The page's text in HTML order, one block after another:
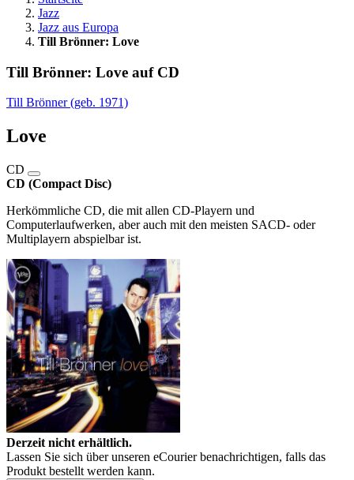
Jazz
Jazz aus Europa
Till Brönner: Love
Till Brönner: Love auf CD
Till Brönner (geb. 1971)
Love
CD
CD (Compact Disc)
Herkömmliche CD, die mit allen CD-Playern und
Computerlaufwerken, aber auch mit den meisten SACD- oder
Multiplayern abspielbar ist.
Derzeit nicht erhältlich.
Lassen Sie sich über unseren eCourier benachrichtigen, falls das
Produkt bestellt werden kann.